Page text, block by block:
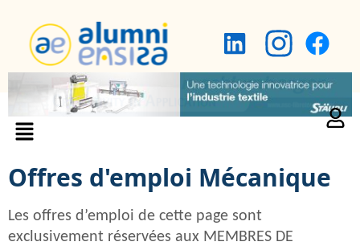
Offres d'emploi Mécanique
Les offres d’emploi de cette page sont
exclusivement réservées aux MEMBRES DE